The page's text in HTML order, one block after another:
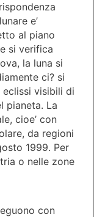
e’
al piano
si verifica
la luna si
ci? si
visibili di
pianeta. La
cioe’ con
da regioni
1999. Per
o nelle zone
con